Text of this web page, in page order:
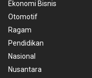
Ekonomi Bisnis
Otomotif
Ragam
Pendidikan
Nasional
Nusantara